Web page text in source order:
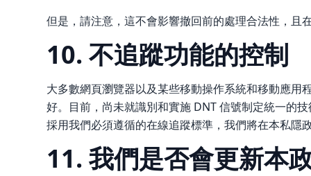
但是，請注意，這不會影響撤回前的處理合法性，且
10. 不追蹤功能的控制
大多數網頁瀏覽器以及某些移動操作系統和移動應
好。目前，尚未就識別和實施 DNT 信號制定統一的
採用我們必須遵循的在線追蹤標準，我們將在本私隱
11. 我們是否會更新本